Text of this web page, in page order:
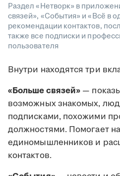
Раздел «Нетворк» в
связей», «События» и «Всё в
рекомендации контактов,
также все подписки и
пользователя
Внутри находятся три
«Больше связей» —
возможных знакомых,
подписками, похожими
должностями. Помогает
единомышленников и
контактов.